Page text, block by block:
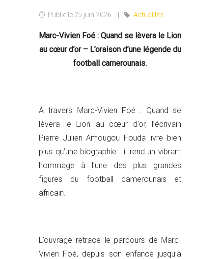
Publié le 25 juin 2026 Actualités
Marc-Vivien Foé : Quand se lèvera le Lion
au cœur d’or – L’oraison d’une légende du
football camerounais.
À travers Marc-Vivien Foé : Quand se
lèvera le Lion au cœur d’or, l’écrivain
Pierre Julien Amougou Fouda livre bien
plus qu’une biographie : il rend un vibrant
hommage à l’une des plus grandes
figures du football camerounais et
africain.
L’ouvrage retrace le parcours de Marc-
Vivien Foé, depuis son enfance jusqu’à